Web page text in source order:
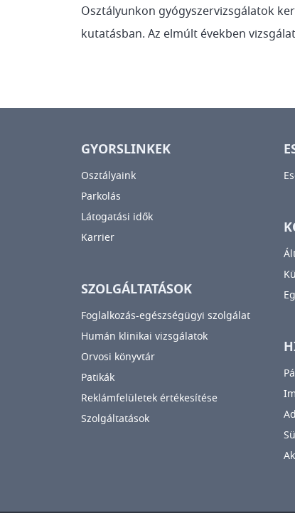
Osztályunkon gyógyszervizsgálatok
kutatásban. Az elmúlt években
GYORSLINKEK
Osztályaink
Parkolás
Látogatási idők
Karrier
SZOLGÁLTATÁSOK
Foglalkozás-egészségügyi szolgálat
Humán klinikai vizsgálatok
Orvosi könyvtár
Patikák
Reklámfelületek értékesítése
Szolgáltatások